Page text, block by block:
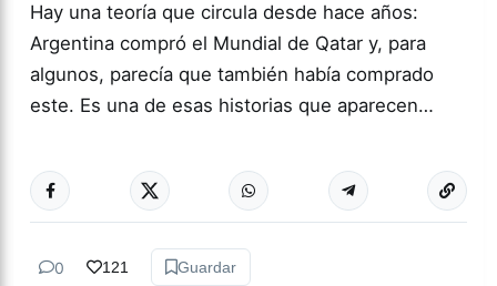
Hay una teoría que circula desde hace años:
Argentina compró el Mundial de Qatar y, para
algunos, parecía que también había comprado
este. Es una de esas historias que aparecen…
ACTUALIDAD Más
0 121 Guardar